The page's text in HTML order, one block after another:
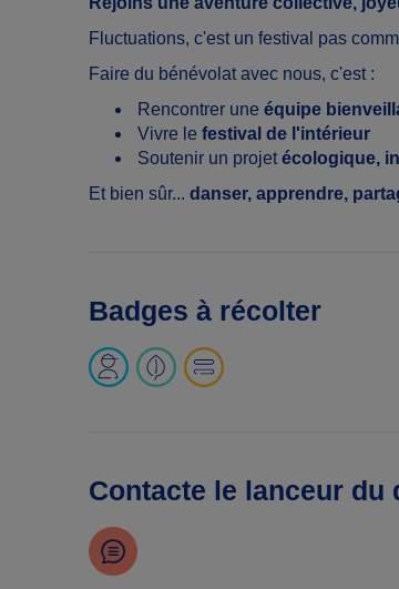
Fluctuations, c'est un festival pas
Faire du bénévolat avec nous, c'est :
Rencontrer une équipe
Vivre le festival de l'intérieur
Soutenir un projet écologique,
Et bien sûr... danser, apprendre,
Badges à récolter
Contacte le lanceur du